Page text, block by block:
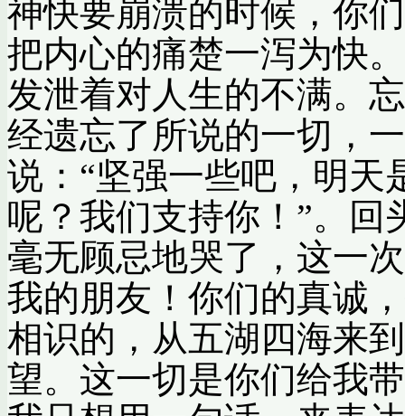
神快要崩溃的时候，你
把内心的痛楚一泻为快
发泄着对人生的不满。
经遗忘了所说的一切，
说：“坚强一些吧，明天
呢？我们支持你！”。回
毫无顾忌地哭了，这
我的朋友！你们的真诚
相识的，从五湖四海来
望。这一切是你们给我